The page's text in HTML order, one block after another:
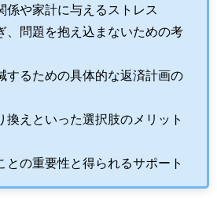
係や家計に与えるストレス
、問題を抱え込まないための考
するための具体的な返済計画の
換えといった選択肢のメリット
との重要性と得られるサポート